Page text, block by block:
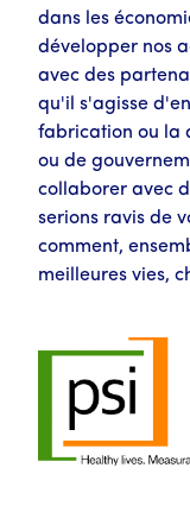
dans les
développer nos
avec des
qu'il s'agisse
fabrication ou la
ou de
collaborer avec
serions ravis de
comment,
meilleures vies,